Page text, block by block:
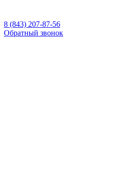
8 (843) 207-87-56
Обратный звонок